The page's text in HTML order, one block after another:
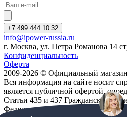
+7 499 444 10 32
info@ipower-russia.ru
г. Москва, ул. Петра Романова 14
Конфиденциальность
Оферта
2009-2026 © Официальный
Вся информация на сайте носит
является публичной офертой,
Статьи 435 и 437 Гражданского
Федерации. Технические